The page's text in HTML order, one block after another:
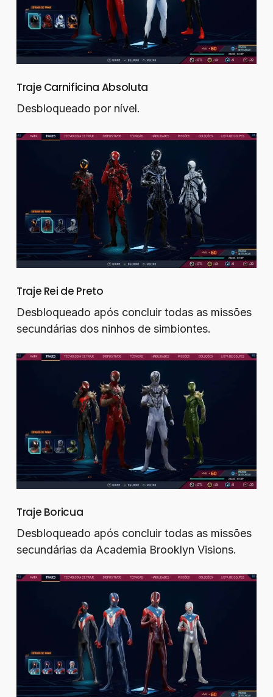
Traje Carnificina Absoluta
Desbloqueado por nível.
Traje Rei de Preto
Desbloqueado após concluir todas as missões
secundárias dos ninhos de simbiontes.
Traje Boricua
Desbloqueado após concluir todas as missões
secundárias da Academia Brooklyn Visions.